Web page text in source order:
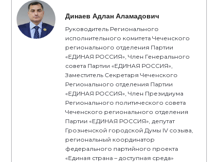
Динаев Адлан Аламадович
Руководитель Регионального
исполнительного комитета Чеченского
регионального отделения Партии
«ЕДИНАЯ РОССИЯ», Член Генерального
совета Партии «ЕДИНАЯ РОССИЯ»,
Заместитель Секретаря Чеченского
Регионального отделения Партии
«ЕДИНАЯ РОССИЯ», Член Президиума
Регионального политического совета
Чеченского регионального отделения
Партии «ЕДИНАЯ РОССИЯ», депутат
Грозненской городской Думы IV созыва,
региональный координатор
федерального партийного проекта
«Единая страна – доступная среда»